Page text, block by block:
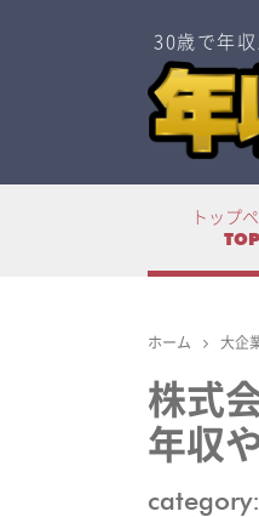
30歳で年
トップ
TOP
ホーム 大企
株式
年収
category: